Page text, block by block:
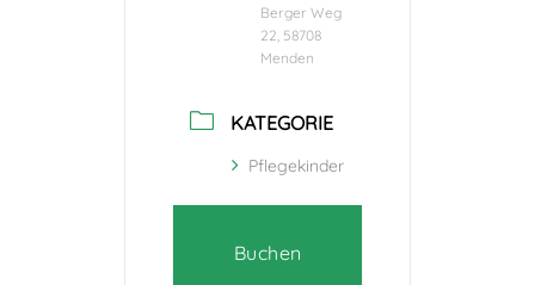
Berger Weg
22, 58708
Menden
KATEGORIE
Pflegekinder
Buchen